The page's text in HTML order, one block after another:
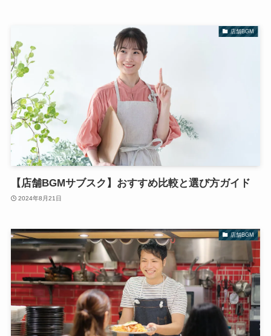
店舗BGM
【店舗BGMサブスク】おすすめ比較と選び方ガイド
2024年8月21日
店舗BGM